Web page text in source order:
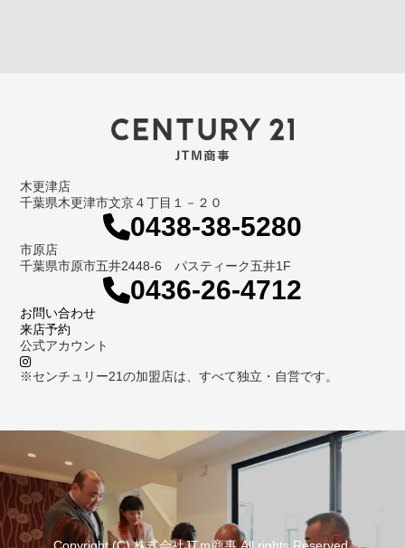
木更津店
千葉県木更津市文京４丁目１－２０
0438-38-5280
市原店
千葉県市原市五井2448-6 パスティーク五井1F
0436-26-4712
お問い合わせ
来店予約
公式アカウント
※センチュリー21の加盟店は、すべて独立・自営です。